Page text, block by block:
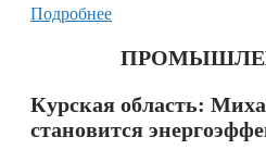
Подробнее
Курская область:
становится